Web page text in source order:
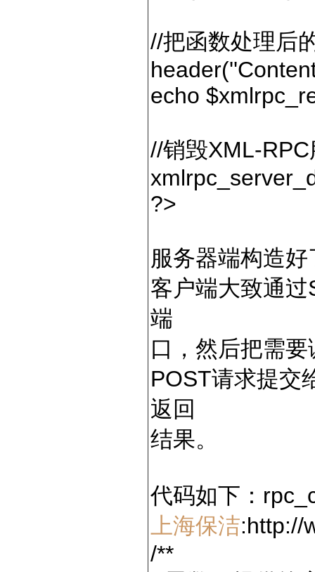
//把函数处理后
echo
//销毁XML-
?>
服务器端构造
客户端大致通
端
口，然后把需
POST请求提交
返回
结果。
代码如下：
上海保洁:http://
/**